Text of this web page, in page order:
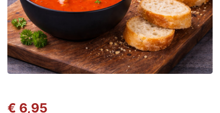
€ 6,95